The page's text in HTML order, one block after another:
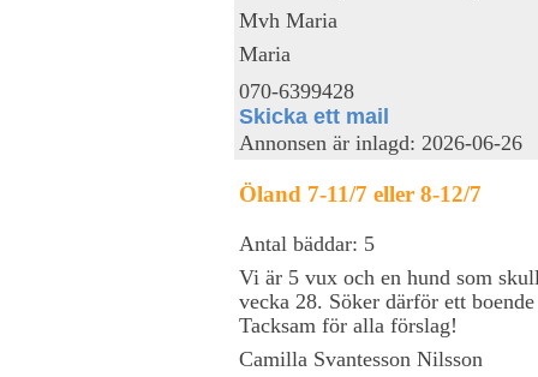
Mvh Maria
Maria
070-6399428
Skicka ett mail
Annonsen är inlagd: 2026-06-26
Öland 7-11/7 eller 8-12/7
Antal bäddar: 5
Vi är 5 vux och en hund som
vecka 28. Söker därför ett
Tacksam för alla förslag!
Camilla Svantesson Nilsson